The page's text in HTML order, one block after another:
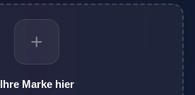
+
Ihre Marke hier